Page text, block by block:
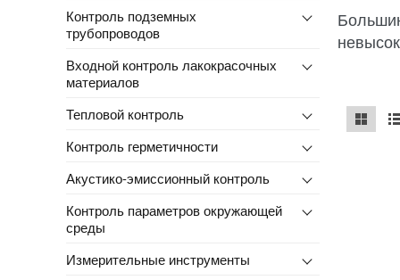
Контроль подземных
трубопроводов
Входной контроль лакокрасочных
материалов
Тепловой контроль
Контроль герметичности
Акустико-эмиссионный контроль
Контроль параметров окружающей
среды
Измерительные инструменты